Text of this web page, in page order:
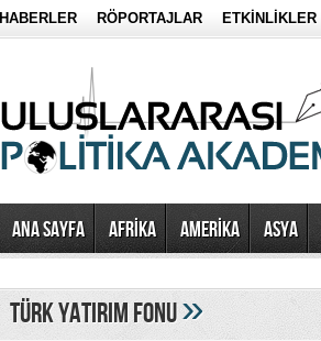
HABERLER RÖPORTAJLAR ETKİNLİKLER
Ana Sayfa AFRİKA AMERİKA ASYA
türk yatırım fonu»